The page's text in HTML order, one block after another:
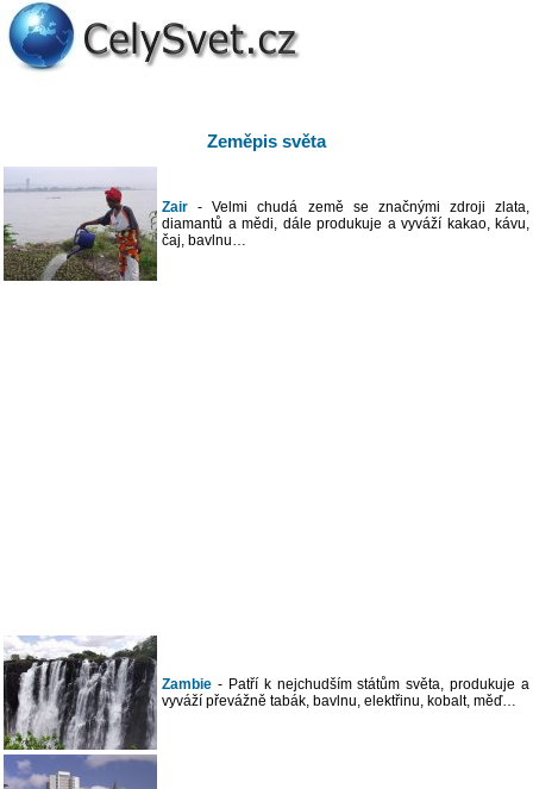
Zeměpis světa
Zair - Velmi chudá země se značnými zdroji zlata,
diamantů a mědi, dále produkuje a vyváží kakao, kávu,
čaj, bavlnu…
Zambie - Patří k nejchudším státům světa, produkuje a
vyváží převážně tabák, bavlnu, elektřinu, kobalt, měď…